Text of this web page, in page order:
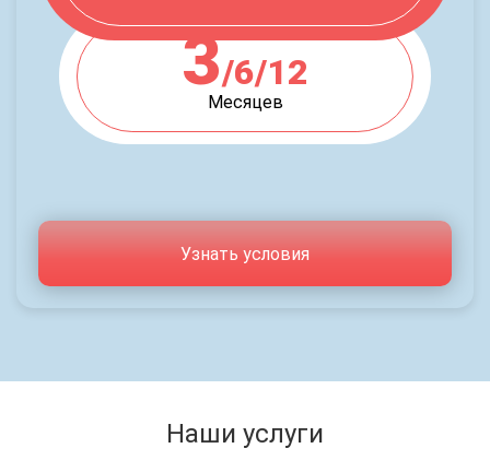
3/6/12
Месяцев
Узнать условия
Наши услуги